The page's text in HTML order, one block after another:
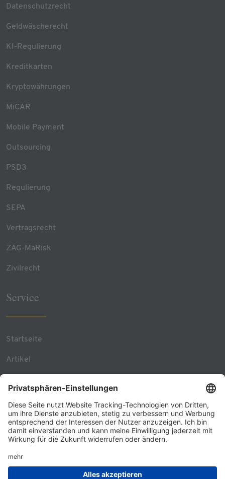
Datenschutzrecht
Geldwäscherecht
KI-Regulierung
Kreditkarten
Kryptowährungen
MiCAR
Mobile Payment
Outsourcing
PSD3
Regulierung
SEPA
Vertragsrecht
ZAG-MaRisk
Zivilrecht
Service
Startseite
Artikel
Kontakt
© 2026 - GÖRG